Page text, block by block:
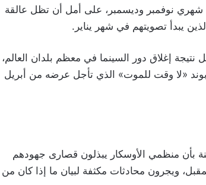
شهري نوفمبر وديسمبر، على أمل أن تظل عالقة
يبدأ تصويتهم في شهر يناير .
نتيجة إغلاق دور السينما في معظم بلدان العالم،
«لا وقت للموت» الذي تأجل عرضه من أبريل
بأن منظمي الأوسكار يبذلون قصارى جهودهم
ويجرون محادثات مكثفة لبيان ما إذا كان من